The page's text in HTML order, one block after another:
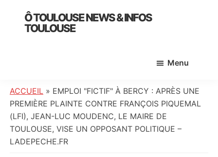
primary
Ô TOULOUSE NEWS & INFOS
TOULOUSE
:
info
locale,
société,
culture,
Menu
ACCUEIL » EMPLOI "FICTIF" À BERCY : APRÈS UNE
PREMIÈRE PLAINTE CONTRE FRANÇOIS PIQUEMAL
(LFI), JEAN-LUC MOUDENC, LE MAIRE DE
TOULOUSE, VISE UN OPPOSANT POLITIQUE –
LADEPECHE.FR